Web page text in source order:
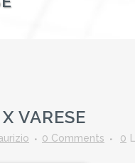
VARESE
0 Comments 0